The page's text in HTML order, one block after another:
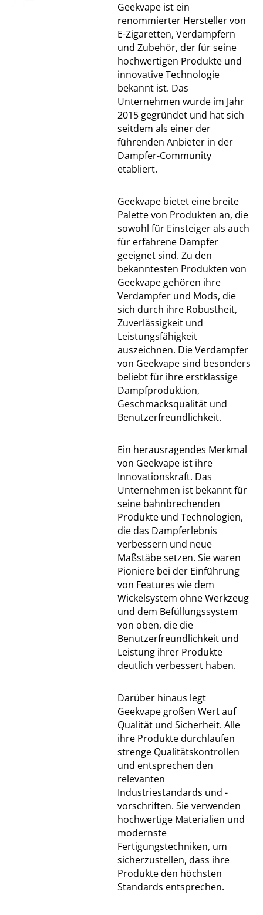
Geekvape ist ein
renommierter Hersteller von
E-Zigaretten, Verdampfern
und Zubehör, der für seine
hochwertigen Produkte und
innovative Technologie
bekannt ist. Das
Unternehmen wurde im Jahr
2015 gegründet und hat sich
seitdem als einer der
führenden Anbieter in der
Dampfer-Community
etabliert.
Geekvape bietet eine breite
Palette von Produkten an, die
sowohl für Einsteiger als auch
für erfahrene Dampfer
geeignet sind. Zu den
bekanntesten Produkten von
Geekvape gehören ihre
Verdampfer und Mods, die
sich durch ihre Robustheit,
Zuverlässigkeit und
Leistungsfähigkeit
auszeichnen. Die Verdampfer
von Geekvape sind besonders
beliebt für ihre erstklassige
Dampfproduktion,
Geschmacksqualität und
Benutzerfreundlichkeit.
Ein herausragendes Merkmal
von Geekvape ist ihre
Innovationskraft. Das
Unternehmen ist bekannt für
seine bahnbrechenden
Produkte und Technologien,
die das Dampferlebnis
verbessern und neue
Maßstäbe setzen. Sie waren
Pioniere bei der Einführung
von Features wie dem
Wickelsystem ohne Werkzeug
und dem Befüllungssystem
von oben, die die
Benutzerfreundlichkeit und
Leistung ihrer Produkte
deutlich verbessert haben.
Darüber hinaus legt
Geekvape großen Wert auf
Qualität und Sicherheit. Alle
ihre Produkte durchlaufen
strenge Qualitätskontrollen
und entsprechen den
relevanten
Industriestandards und -
vorschriften. Sie verwenden
hochwertige Materialien und
modernste
Fertigungstechniken, um
sicherzustellen, dass ihre
Produkte den höchsten
Standards entsprechen.